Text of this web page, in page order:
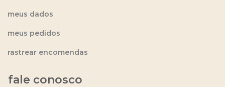
meus dados
meus pedidos
rastrear encomendas
fale conosco